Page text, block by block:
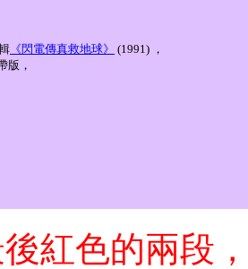
《閃電傳真救地球》
(1991) ，
版，
紅色的兩段